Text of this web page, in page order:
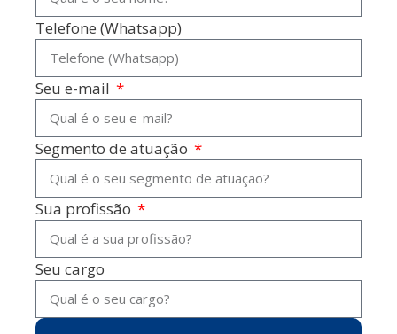
Telefone (Whatsapp)
Seu e-mail
Segmento de atuação
Sua profissão
Seu cargo